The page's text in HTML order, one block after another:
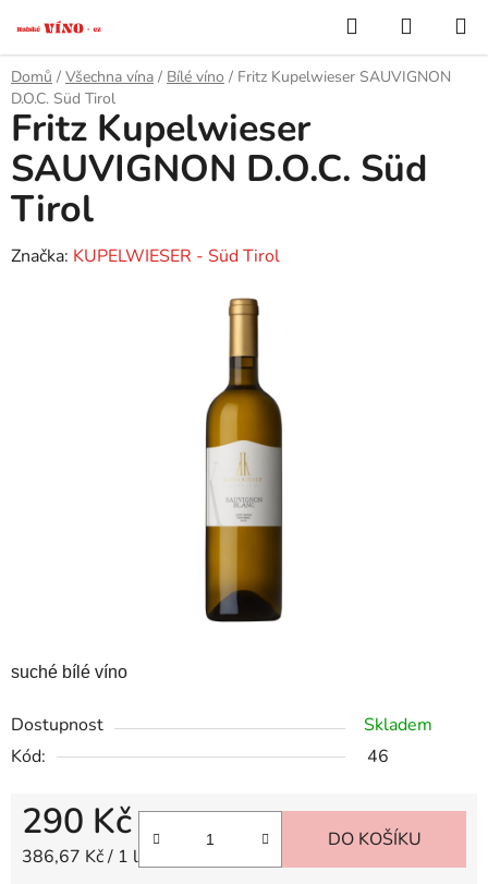
na
obsah
Hledat
KOŠÍK
Domů / Všechna vína / Bílé víno / Fritz Kupelwieser SAUVIGNON
D.O.C. Süd Tirol
suché bílé víno
Dostupnost
Skladem
Kód:
46
290 Kč
Měrná cena:
386,67 Kč / 1 l
DO KOŠÍKU
Fritz Kupelwieser
SAUVIGNON D.O.C. Süd
Tirol
Značka: KUPELWIESER - Süd Tirol